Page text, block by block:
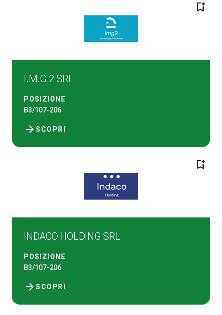
bookmark_add
I.M.G.2 SRL
POSIZIONE
B3/107-206
SCOPRI
arrow_forward
bookmark_add
INDACO HOLDING SRL
POSIZIONE
B3/107-206
SCOPRI
arrow_forward